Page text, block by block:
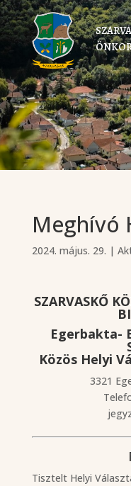
Meghívó
2024. május. 29. |
SZARVASKŐ
Egerbakta-
Közös Helyi
3321
Tisztelt Helyi